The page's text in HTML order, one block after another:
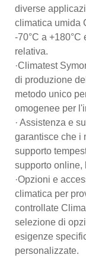
diverse
climatica umida
-70°C a
relativa.
·Climatest
di produzione
metodo unico
omogenee per
· Assistenza e
garantisce che i
supporto
supporto online,
·Opzioni e
climatica per
controllate
selezione di
esigenze
personalizzate.